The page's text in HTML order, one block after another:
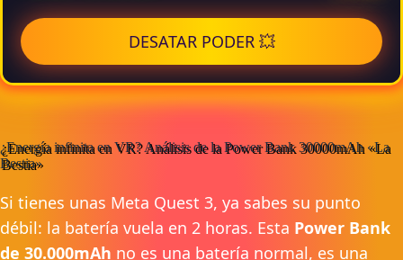
DESATAR PODER 💥
¿Energía infinita en VR? Análisis de la Power Bank 30000mAh «La
Bestia»
Si tienes unas Meta Quest 3, ya sabes su punto
débil: la batería vuela en 2 horas. Esta Power Bank
de 30.000mAh no es una batería normal, es una